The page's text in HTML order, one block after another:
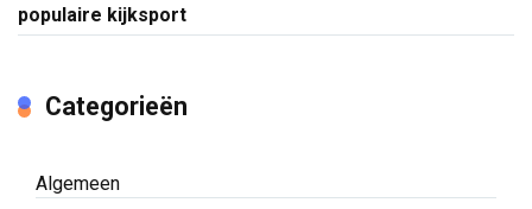
populaire kijksport
Categorieën
Algemeen